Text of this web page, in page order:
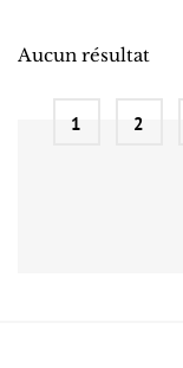
Aucun résultat
1 2